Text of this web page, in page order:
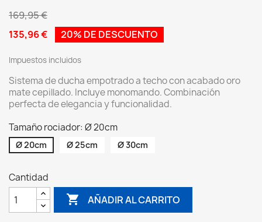
169,95 €
135,96 €
20% DE DESCUENTO
Impuestos incluidos
Sistema de ducha empotrado a techo con acabado oro
mate cepillado. Incluye monomando. Combinación
perfecta de elegancia y funcionalidad.
Tamaño rociador: Ø 20cm
Ø 20cm Ø 25cm Ø 30cm
Cantidad
 AÑADIR AL CARRITO